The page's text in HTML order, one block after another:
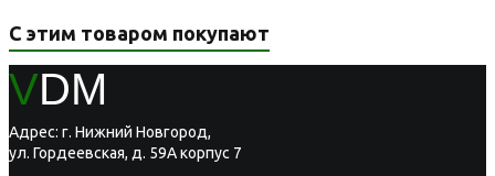
С этим товаром покупают
VDM
Адрес: г. Нижний Новгород,
ул. Гордеевская, д. 59А корпус 7